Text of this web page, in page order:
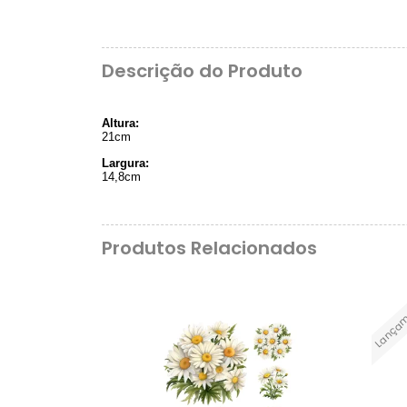
Descrição do Produto
Altura:
21cm
Largura:
14,8cm
Produtos Relacionados